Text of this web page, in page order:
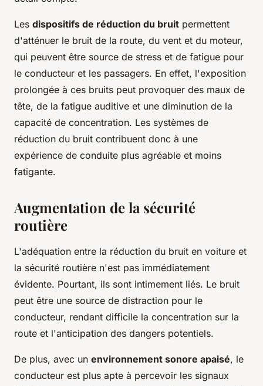
Les dispositifs de réduction du bruit permettent
d'atténuer le bruit de la route, du vent et du moteur,
qui peuvent être source de stress et de fatigue pour
le conducteur et les passagers. En effet, l'exposition
prolongée à ces bruits peut provoquer des maux de
tête, de la fatigue auditive et une diminution de la
capacité de concentration. Les systèmes de
réduction du bruit contribuent donc à une
expérience de conduite plus agréable et moins
fatigante.
Augmentation de la sécurité
routière
L'adéquation entre la réduction du bruit en voiture et
la sécurité routière n'est pas immédiatement
évidente. Pourtant, ils sont intimement liés. Le bruit
peut être une source de distraction pour le
conducteur, rendant difficile la concentration sur la
route et l'anticipation des dangers potentiels.
De plus, avec un environnement sonore apaisé, le
conducteur est plus apte à percevoir les signaux